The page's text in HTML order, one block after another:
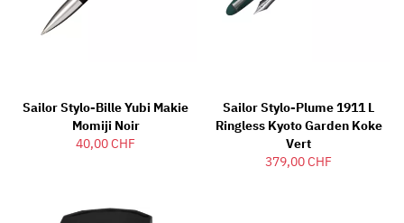
Sailor Stylo-Bille Yubi Makie
Momiji Noir
40,00 CHF
Sailor Stylo-Plume 1911 L
Ringless Kyoto Garden Koke
Vert
379,00 CHF